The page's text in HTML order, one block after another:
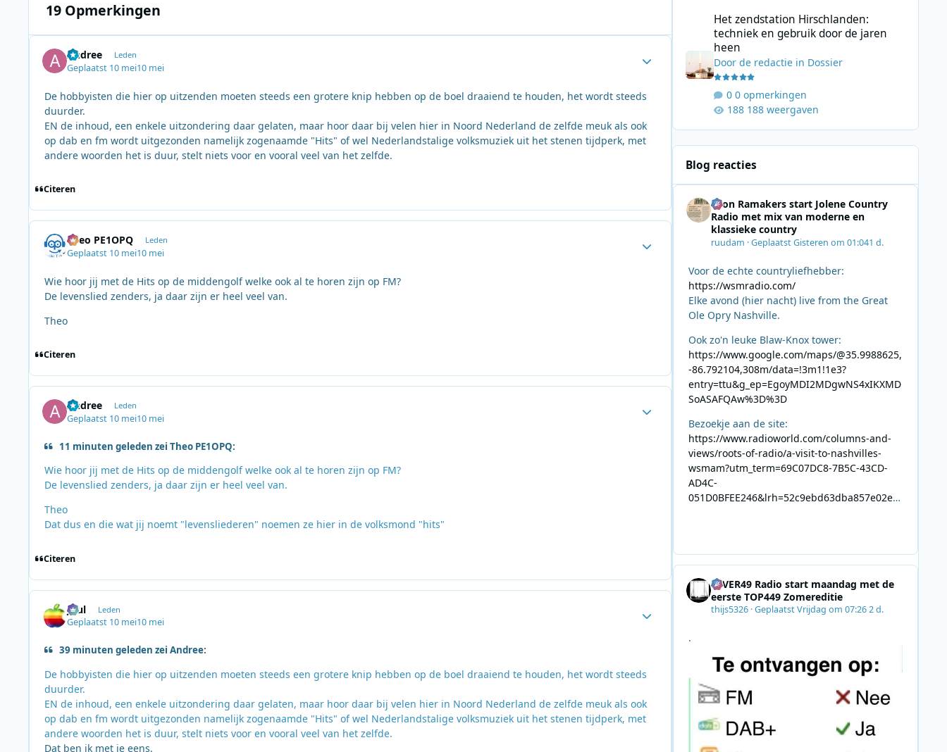
19 Opmerkingen
Andree Leden
Geplaatst 10 mei10 mei
Author stats
De hobbyisten die hier op uitzenden moeten steeds een grotere knip hebben op de boel draaiend te houden, het wordt steeds
duurder.
EN de inhoud, een enkele uitzondering daar gelaten, maar hoor daar bij velen hier in Noord Nederland de zelfde meuk als ook
op dab en fm wordt uitgezonden namelijk zogenaamde "Hits" of wel Nederlandstalige volksmuziek uit het stenen tijdperk, met
andere woorden het is duur, stelt niets voor en vooral veel van het zelfde.
Citeren
Theo PE1OPQ Leden
Geplaatst 10 mei10 mei
Wie hoor jij met de Hits op de middengolf welke ook al te horen zijn op FM?
De levenslied zenders, ja daar zijn er heel veel van.
Theo
Citeren
Andree Leden
Geplaatst 10 mei10 mei
Author stats
11 minuten geleden zei Theo PE1OPQ:
Wie hoor jij met de Hits op de middengolf welke ook al te horen zijn op FM?
De levenslied zenders, ja daar zijn er heel veel van.
Theo
Dat dus en die wat jij noemt "levensliederen" noemen ze hier in de volksmond "hits"
Citeren
Juul Leden
Geplaatst 10 mei10 mei
39 minuten geleden zei Andree:
De hobbyisten die hier op uitzenden moeten steeds een grotere knip hebben op de boel draaiend te houden, het wordt steeds
duurder.
EN de inhoud, een enkele uitzondering daar gelaten, maar hoor daar bij velen hier in Noord Nederland de zelfde meuk als ook
op dab en fm wordt uitgezonden namelijk zogenaamde "Hits" of wel Nederlandstalige volksmuziek uit het stenen tijdperk, met
andere woorden het is duur, stelt niets voor en vooral veel van het zelfde.
Dat ben ik met je eens.
Het zendstation Hirschlanden:
techniek en gebruik door de jaren
heen
Door de redactiein Dossier
0 opmerkingen
188 weergaven
Blog reacties
Leon Ramakers start Jolene Country
Radio met mix van moderne en
klassieke country
ruudam ·GeplaatstGisteren om 01:041 d.
Voor de echte countryliefhebber:
https://wsmradio.com/
Elke avond (hier nacht) live from the Great
Ole Opry Nashville.
Ook zo'n leuke Blaw-Knox tower:
https://www.google.com/maps/@35.9988625,
-86.792104,308m/data=!3m1!1e3?
entry=ttu&g_ep=EgoyMDI2MDgwNS4xIKXMD
SoASAFQAw%3D%3D
Bezoekje aan de site:
https://www.radioworld.com/columns-and-
views/roots-of-radio/a-visit-to-nashvilles-
wsmam?utm_term=69C07DC8-7B5C-43CD-
AD4C-
051D0BFEE246&lrh=52c9ebd63dba857e02ec
AB2831C8A639&utm_medium=email&utm_co
8F09201A140D&utm_source=SmartBrief
4EVER49 Radio start maandag met de
eerste TOP449 Zomereditie
thijs5326·GeplaatstVrijdag om 07:262 d.
.